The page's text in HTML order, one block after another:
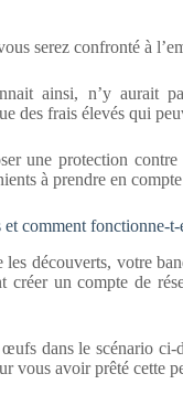
serez confronté à
ainsi, n’y aurait
des frais élevés qui
une protection
à prendre en
et comment fonctionne-t-
découverts, votre
créer un compte de
dans le scénario ci-
vous avoir prêté cette